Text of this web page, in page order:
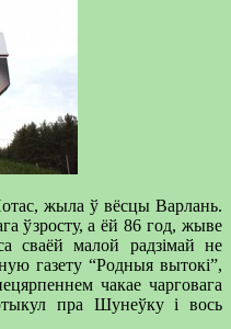
жыла ў вёсцы Варлань.
ўзросту, а ёй 86 год, жыве
сваёй малой радзімай не
газету “Родныя вытокі”,
чакае чарговага
пра Шунеўку і вось